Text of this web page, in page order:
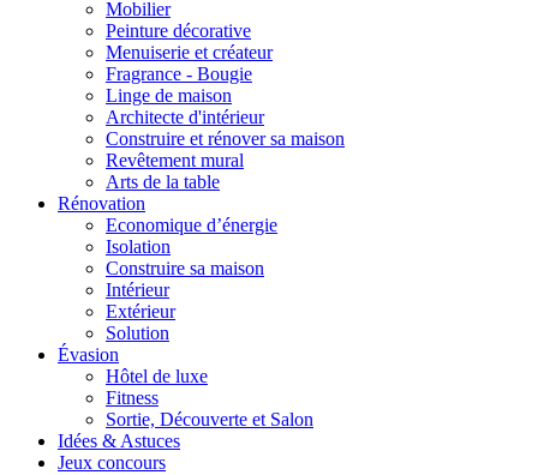
Mobilier
Peinture décorative
Menuiserie et créateur
Fragrance - Bougie
Linge de maison
Architecte d'intérieur
Construire et rénover sa maison
Revêtement mural
Arts de la table
Rénovation
Economique d’énergie
Isolation
Construire sa maison
Intérieur
Extérieur
Solution
Évasion
Hôtel de luxe
Fitness
Sortie, Découverte et Salon
Idées & Astuces
Jeux concours